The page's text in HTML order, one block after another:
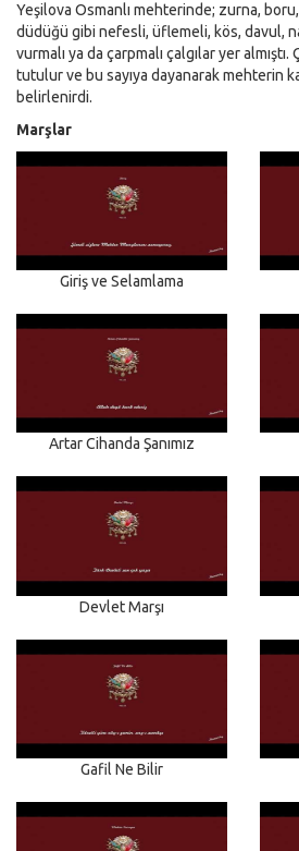
Yeşilova Osmanlı mehterinde; zurna,
düdüğü gibi nefesli, üflemeli, kös, davul,
vurmalı ya da çarpmalı çalgılar yer almıştı.
tutulur ve bu sayıya dayanarak mehterin
belirlenirdi.
Marşlar
Giriş ve Selamlama
Artar Cihanda Şanımız
Devlet Marşı
Gafil Ne Bilir